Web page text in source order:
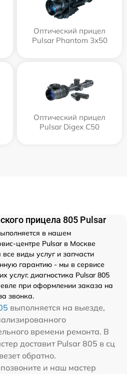
Оптический прицел
Pulsar Phantom 3x50
Оптический прицел
Pulsar Digex C50
прицела 805 Pulsar
в нашем
центре Pulsar в Москве
виды услуг и запчасти
гарантию - мы в сервисе
услуг. диагностика Pulsar 805
при оформлении заказа на
звонка.
выполняется на выезде,
времени ремонта. В
доставит Pulsar 805 в сц
обратно.
и наш мастер